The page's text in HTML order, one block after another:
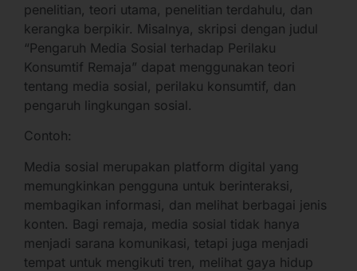
penelitian, teori utama, penelitian terdahulu, dan
kerangka berpikir. Misalnya, skripsi dengan judul
“Pengaruh Media Sosial terhadap Perilaku
Konsumtif Remaja” dapat menggunakan teori
tentang media sosial, perilaku konsumtif, dan
pengaruh lingkungan sosial.
Contoh:
Media sosial merupakan platform digital yang
memungkinkan pengguna untuk berinteraksi,
membagikan informasi, dan melihat berbagai jenis
konten. Bagi remaja, media sosial tidak hanya
menjadi sarana komunikasi, tetapi juga menjadi
tempat untuk mengikuti tren, melihat gaya hidup